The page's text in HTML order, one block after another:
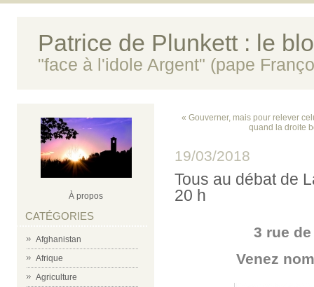
Patrice de Plunkett : le
"face à l'idole Argent" (pape
À propos
CATÉGORIES
Afghanistan
Afrique
Agriculture
« Gouverner, mais pour relever
quand la droite
19/03/2018
Tous au débat de
20 h
3 rue
Venez